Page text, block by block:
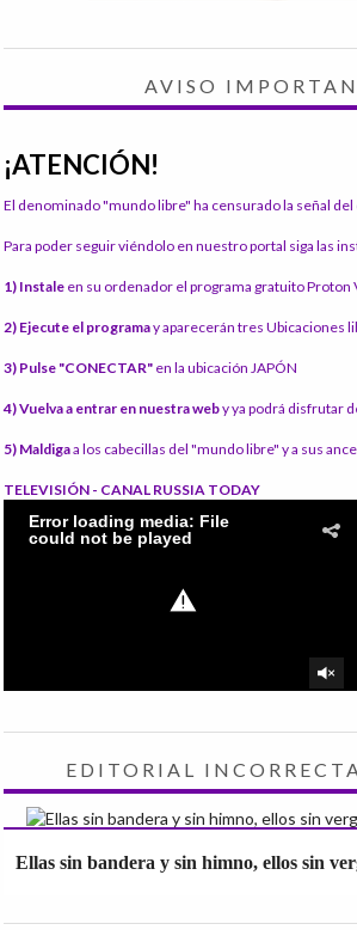
AVISO
¡ATENCIÓN!
El denominado "mundo libre" ha censurado la señal del
Para poder seguir viéndolo en nuestro portal siga las
1) Instale en su ordenador el programa gratuito Proton
2) Ejecute el programay aparecerán tres Ubicaciones
3) Pulse "CONECTAR" en la ubicación JAPÓN
4) Vuelva a entrar en nuestra weby ya podrá disfrutar
5) Maldigaa los cabecillas del "mundo libre" y a sus
TELEVISIÓN - CANAL RUSSIA TODAY
EDITORIAL
Ellas sin bandera y sin himno, ellos sin